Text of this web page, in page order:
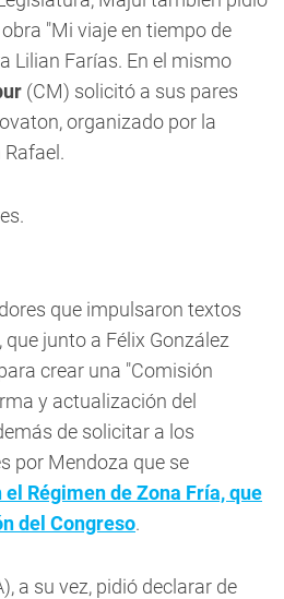
obra "Mi viaje en tiempo de
Lilian Farías. En el mismo
(CM) solicitó a sus pares
organizado por la
que impulsaron textos
que junto a Félix González
crear una "Comisión
y actualización del
de solicitar a los
por Mendoza que se
Régimen de Zona Fría, que
del Congreso.
a su vez, pidió declarar de